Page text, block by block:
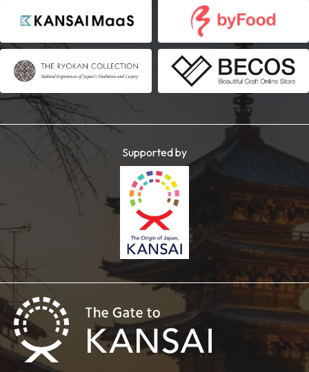
Supported by